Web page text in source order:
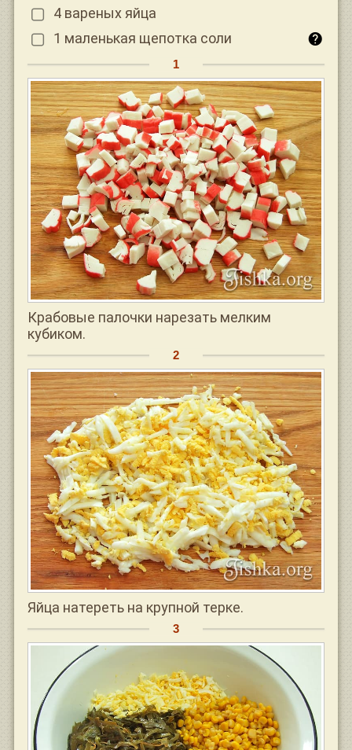
4 вареных яйца
1 маленькая щепотка соли
Крабовые палочки нарезать мелким
кубиком.
Яйца натереть на крупной терке.